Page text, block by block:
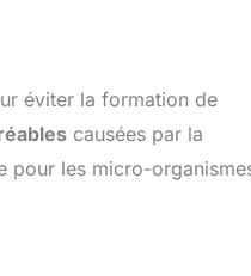
éviter la formation de
causées par la
pour les micro-